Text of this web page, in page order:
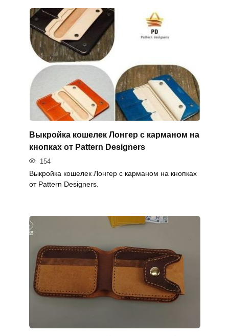
Выкройка кошелек Лонгер с карманом на
кнопках от Pattern Designers
154
Выкройка кошелек Лонгер с карманом на кнопках
от Pattern Designers.